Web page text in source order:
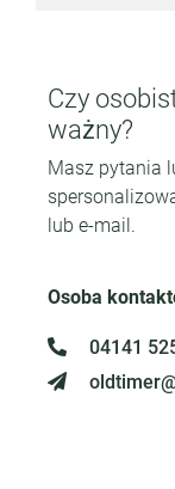
Czy
ważny?
Masz pytania
lub e-mail.
Osoba
04141